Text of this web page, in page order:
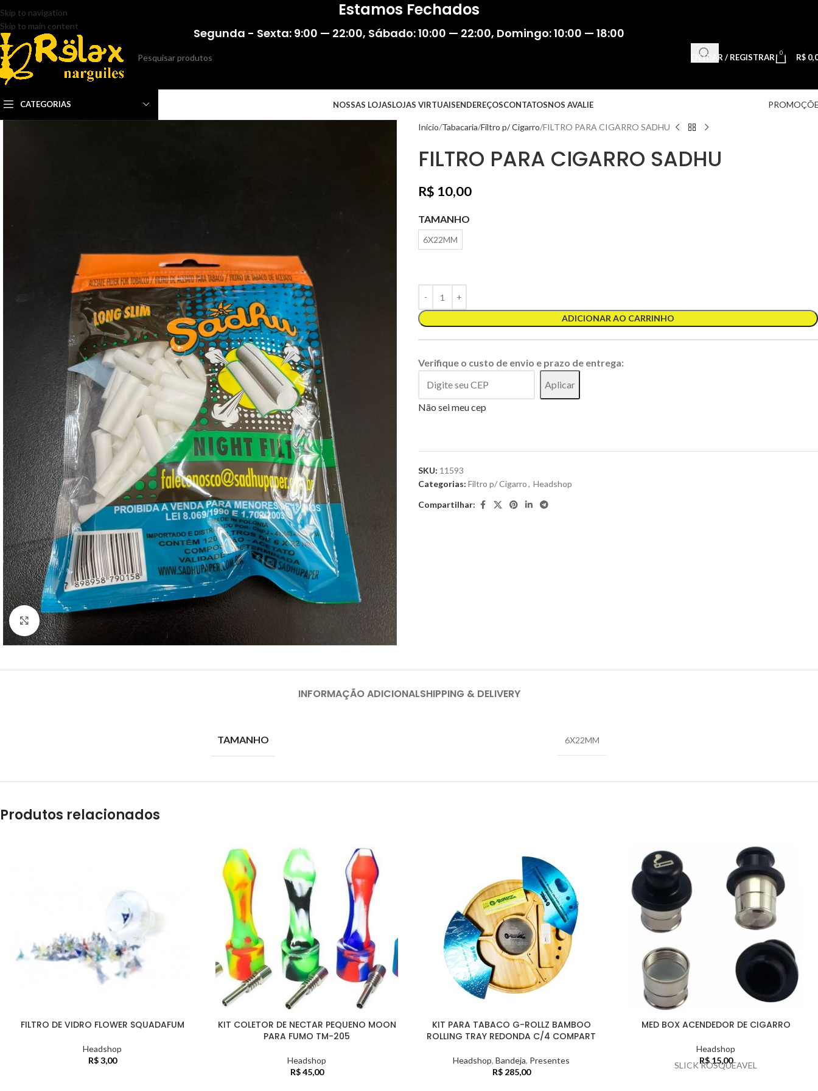
Skip to navigation
Skip to main content
Estamos Fechados
Segunda - Sexta: 9:00 — 22:00, Sábado: 10:00 — 22:00, Domingo: 10:00 — 18:00
ENTRAR / REGISTRAR 0 R$
CATEGORIAS NOSSAS LOJASLOJAS VIRTUAISENDEREÇOSCONTATOSNOS AVALIE
Clique para ampliar
Início Tabacaria Filtro p/ Cigarro FILTRO PARA CIGARRO SADHU
FILTRO PARA CIGARRO SADHU
R$ 10,00
TAMANHO
6X22MM
ADICIONAR AO CARRINHO
Verifique o custo de envio e prazo de entrega:
Aplicar
Não sei meu cep
SKU: 11593
Categorias: Filtro p/ Cigarro, Headshop
Compartilhar:
INFORMAÇÃO ADICIONALSHIPPING & DELIVERY
TAMANHO 6X22MM
Produtos relacionados
FILTRO DE VIDRO FLOWER SQUADAFUM
Headshop
R$3,00
KIT COLETOR DE NECTAR PEQUENO MOON
PARA FUMO TM-205
Headshop
R$45,00
KIT PARA TABACO G-ROLLZ BAMBOO
ROLLING TRAY REDONDA C/4 COMPART
Headshop, Bandeja, Presentes
R$285,00
MED BOX ACENDEDOR DE CIGARRO
Headshop
R$15,00
SLICK ROSQUEAVEL